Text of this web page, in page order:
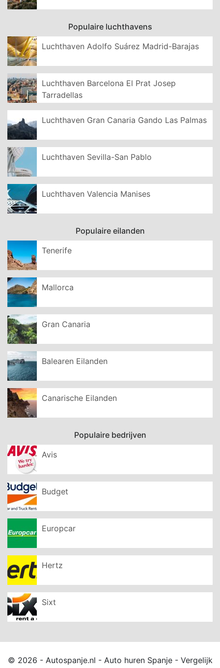
Populaire luchthavens
Luchthaven Adolfo Suárez Madrid-Barajas
Luchthaven Barcelona El Prat Josep
Tarradellas
Luchthaven Gran Canaria Gando Las Palmas
Luchthaven Sevilla-San Pablo
Luchthaven Valencia Manises
Populaire eilanden
Tenerife
Mallorca
Gran Canaria
Balearen Eilanden
Canarische Eilanden
Populaire bedrijven
Avis
Budget
Europcar
Hertz
Sixt
© 2026 - Autospanje.nl - Auto huren Spanje - Vergelijk